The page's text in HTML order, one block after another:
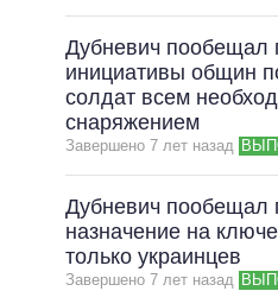
ВСЕ ПЕРСОНЫ
ОБЕЩАНИЯ В
АРХИВНЫЕ
Дубневич пообещал
инициативы общин
солдат всем
снаряжением
Завершено 7 лет назад
Дубневич пообещал
назначение на
только украинцев
Завершено 7 лет назад